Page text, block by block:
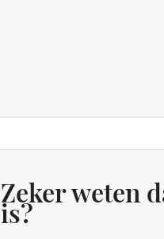
Zeker weten
is?